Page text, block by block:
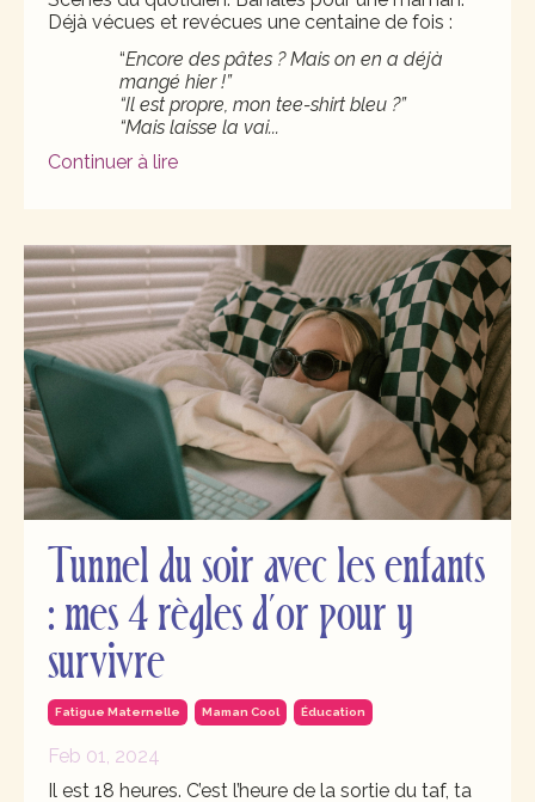
Déjà vécues et revécues une centaine de fois :
“Encore des pâtes ? Mais on en a déjà
mangé hier !”
“Il est propre, mon tee-shirt bleu ?”
“Mais laisse la vai...
Continuer à lire
Tunnel du soir avec les enfants
: mes 4 règles d’or pour y
survivre
Fatigue Maternelle Maman Cool Éducation
Feb 01, 2024
Il est 18 heures. C’est l’heure de la sortie du taf, ta